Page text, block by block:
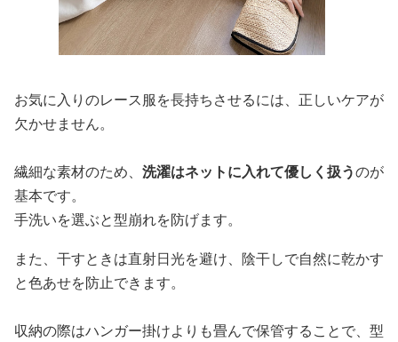
お気に入りのレース服を長持ちさせるには、正しいケアが
欠かせません。
繊細な素材のため、 洗濯はネットに入れて優しく扱うのが
基本です。
手洗いを選ぶと型崩れを防げます。
また、干すときは直射日光を避け、陰干しで自然に乾かす
と色あせを防止できます。
収納の際はハンガー掛けよりも畳んで保管することで、型